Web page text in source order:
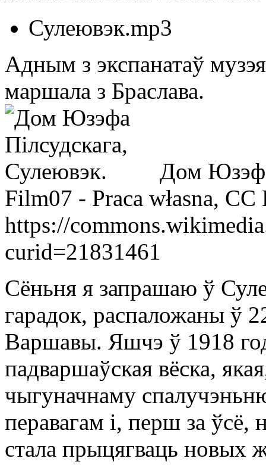
Сулеювэк.mp3
Адным з экспанатаў
маршала з Браслава.
Дом
Film07 - Praca własna,
https://
curid=21831461
Сёньня я запрашаю ў
гарадок, распаложаны ў
Варшавы. Яшчэ ў 1918
падваршаўская вёска,
чыгуначнаму
перавагам і, перш за ўсё,
стала прыцягваць новых